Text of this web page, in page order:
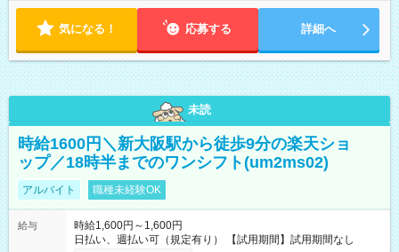
気になる！ 応募する 詳細へ
未読
時給1600円＼新大阪駅から徒歩9分の楽天ショ
ップ／18時半までのワンシフト(um2ms02)
アルバイト 職種未経験OK
給与
時給1,600円～1,600円
日払い、週払い可（規定有り） 【試用期間】試用期間なし